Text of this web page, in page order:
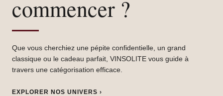
commencer ?
Que vous cherchiez une pépite confidentielle, un grand
classique ou le cadeau parfait, VINSOLITE vous guide à
travers une catégorisation efficace.
EXPLORER NOS UNIVERS ›